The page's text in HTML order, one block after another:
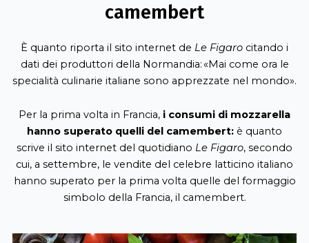
camembert
È quanto riporta il sito internet de Le Figaro citando i
dati dei produttori della Normandia: «Mai come ora le
specialità culinarie italiane sono apprezzate nel mondo».
Per la prima volta in Francia, i consumi di mozzarella
hanno superato quelli del camembert: è quanto
scrive il sito internet del quotidiano Le Figaro, secondo
cui, a settembre, le vendite del celebre latticino italiano
hanno superato per la prima volta quelle del formaggio
simbolo della Francia, il camembert.